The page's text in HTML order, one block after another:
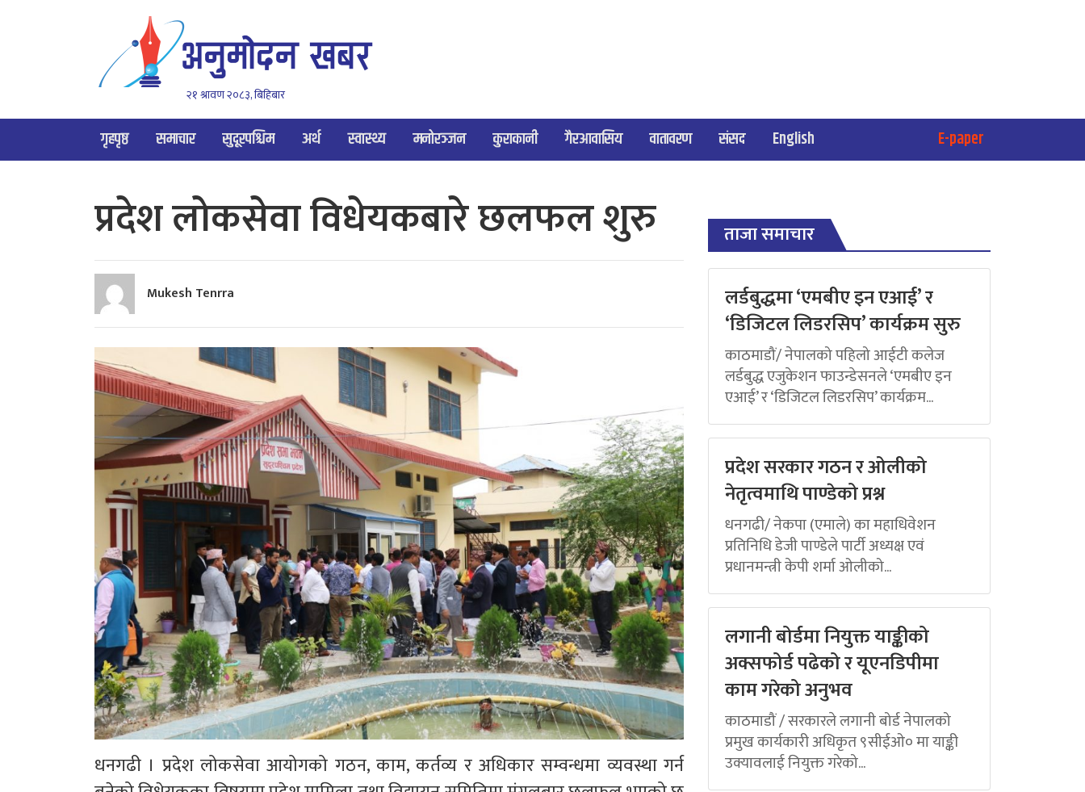
२१ श्रावण २०८३, बिहिबार
गृहपृष्ठ समाचार सुदूरपश्चिम अर्थ स्वास्थ्य मनोरञ्जन कुराकानी गैरआवासिय वातावरण संसद English E-paper
प्रदेश लोकसेवा विधेयकबारे छलफल शुरु
Mukesh Tenrra
धनगढी । प्रदेश लोकसेवा आयोगको गठन, काम, कर्तव्य र अधिकार सम्वन्धमा व्यवस्था गर्न
ताजा समाचार
लर्डबुद्धमा ‘एमबीए इन एआई’ र
‘डिजिटल लिडरसिप’ कार्यक्रम सुरु
काठमाडौं/ नेपालको पहिलो आईटी कलेज
लर्डबुद्ध एजुकेशन फाउन्डेसनले ‘एमबीए इन
एआई’ र ‘डिजिटल लिडरसिप’ कार्यक्रम...
प्रदेश सरकार गठन र ओलीको
नेतृत्वमाथि पाण्डेको प्रश्न
धनगढी/ नेकपा (एमाले) का महाधिवेशन
प्रतिनिधि डेजी पाण्डेले पार्टी अध्यक्ष एवं
प्रधानमन्त्री केपी शर्मा ओलीको...
लगानी बोर्डमा नियुक्त याङ्कीको
अक्सफोर्ड पढेको र यूएनडिपीमा
काम गरेको अनुभव
काठमाडौं / सरकारले लगानी बोर्ड नेपालको
प्रमुख कार्यकारी अधिकृत ९सीईओ० मा याङ्की
उक्यावलाई नियुक्त गरेको...